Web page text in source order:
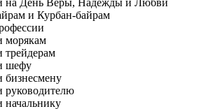
на День Веры, Надежды и Любви
и Курбан-байрам
морякам
трейдерам
шефу
бизнесмену
руководителю
начальнику